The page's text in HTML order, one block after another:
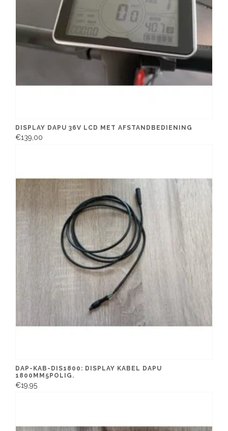
DISPLAY DAPU 36V LCD MET AFSTANDBEDIENING
€139,00
DAP-KAB-DIS1800: DISPLAY KABEL DAPU
1800MM5POLIG.
€19,95